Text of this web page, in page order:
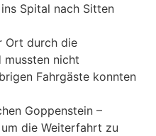
Spital nach Sitten
Ort durch die
nicht
Fahrgäste konnten
Goppenstein –
die Weiterfahrt zu